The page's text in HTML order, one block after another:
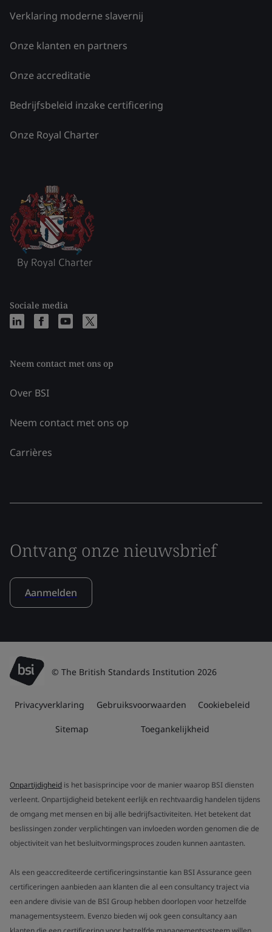
Verklaring moderne slavernij
Onze klanten en partners
Onze accreditatie
Bedrijfsbeleid inzake certificering
Onze Royal Charter
Sociale media
Neem contact met ons op
Over BSI
Neem contact met ons op
Carrières
Ontvang onze nieuwsbrief
Aanmelden
© The British Standards Institution 2026
Privacyverklaring Gebruiksvoorwaarden Cookiebeleid
Sitemap Toegankelijkheid
Onpartijdigheid is het basisprincipe voor de manier waarop BSI diensten
verleent. Onpartijdigheid betekent eerlijk en rechtvaardig handelen tijdens
de omgang met mensen en bij alle bedrijfsactiviteiten. Het betekent dat
beslissingen zonder verplichtingen van invloeden worden genomen die de
objectiviteit van het besluitvormingsproces zouden kunnen aantasten.
Als een geaccrediteerde certificeringsinstantie kan BSI Assurance geen
certificeringen aanbieden aan klanten die al een consultancy traject via
een andere divisie van de BSI Group hebben doorlopen voor hetzelfde
managementsysteem. Evenzo bieden wij ook geen consultancy aan